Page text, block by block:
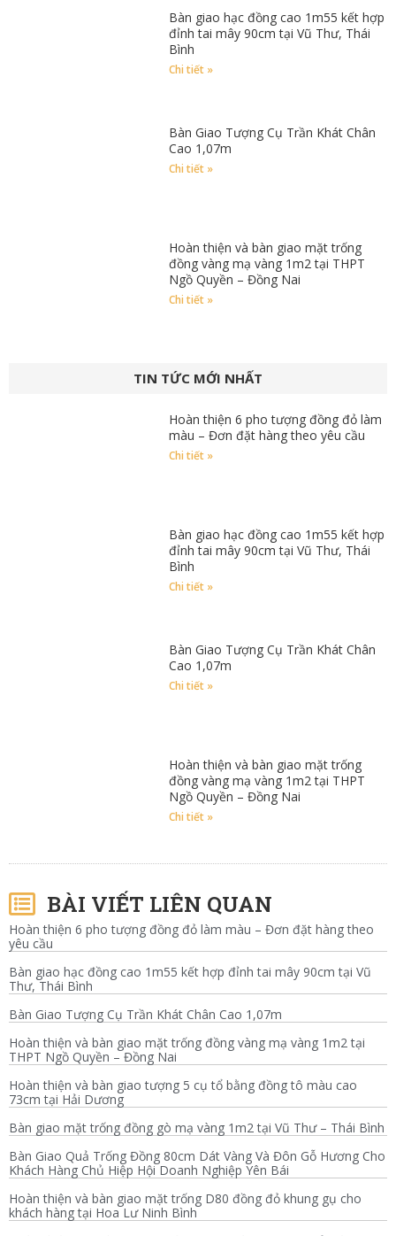
Bàn giao hạc đồng cao 1m55 kết hợp
đỉnh tai mây 90cm tại Vũ Thư, Thái
Bình
Chi tiết »
Bàn Giao Tượng Cụ Trần Khát Chân
Cao 1,07m
Chi tiết »
Hoàn thiện và bàn giao mặt trống
đồng vàng mạ vàng 1m2 tại THPT
Ngồ Quyền – Đồng Nai
Chi tiết »
TIN TỨC MỚI NHẤT
Hoàn thiện 6 pho tượng đồng đỏ làm
màu – Đơn đặt hàng theo yêu cầu
Chi tiết »
Bàn giao hạc đồng cao 1m55 kết hợp
đỉnh tai mây 90cm tại Vũ Thư, Thái
Bình
Chi tiết »
Bàn Giao Tượng Cụ Trần Khát Chân
Cao 1,07m
Chi tiết »
Hoàn thiện và bàn giao mặt trống
đồng vàng mạ vàng 1m2 tại THPT
Ngồ Quyền – Đồng Nai
Chi tiết »
BÀI VIẾT LIÊN QUAN
Hoàn thiện 6 pho tượng đồng đỏ làm màu – Đơn đặt hàng theo
yêu cầu
Bàn giao hạc đồng cao 1m55 kết hợp đỉnh tai mây 90cm tại Vũ
Thư, Thái Bình
Bàn Giao Tượng Cụ Trần Khát Chân Cao 1,07m
Hoàn thiện và bàn giao mặt trống đồng vàng mạ vàng 1m2 tại
THPT Ngồ Quyền – Đồng Nai
Hoàn thiện và bàn giao tượng 5 cụ tổ bằng đồng tô màu cao
73cm tại Hải Dương
Bàn giao mặt trống đồng gò mạ vàng 1m2 tại Vũ Thư – Thái Bình
Bàn Giao Quả Trống Đồng 80cm Dát Vàng Và Đôn Gỗ Hương Cho
Khách Hàng Chủ Hiệp Hội Doanh Nghiệp Yên Bái
Hoàn thiện và bàn giao mặt trống D80 đồng đỏ khung gụ cho
khách hàng tại Hoa Lư Ninh Bình